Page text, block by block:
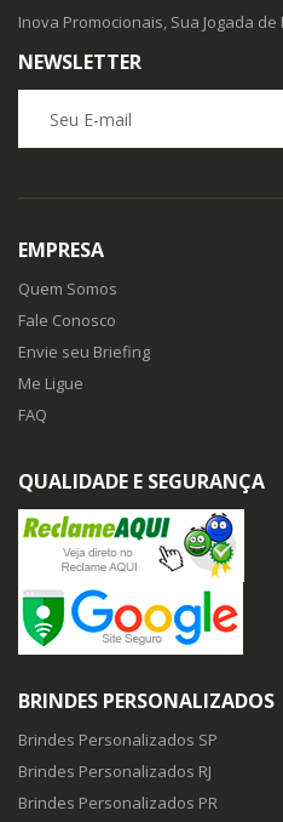
Inova Promocionais, Sua Jogada
NEWSLETTER
EMPRESA
Quem Somos
Fale Conosco
Envie seu Briefing
Me Ligue
FAQ
QUALIDADE E SEGURANÇA
BRINDES PERSONALIZADOS
Brindes Personalizados SP
Brindes Personalizados RJ
Brindes Personalizados PR